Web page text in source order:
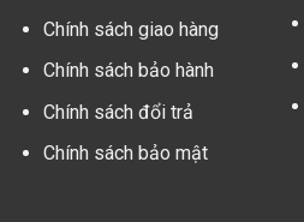
Chính sách giao hàng
Chính sách bảo hành
Chính sách đổi trả
Chính sách bảo mật